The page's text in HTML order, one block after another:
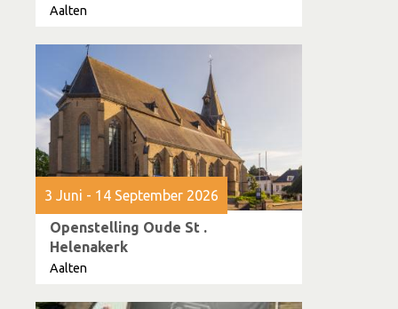
Aalten
3 Juni - 14 September 2026
Openstelling Oude St .
Helenakerk
Aalten